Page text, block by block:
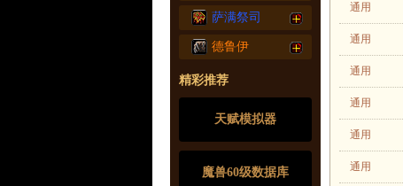
萨满祭司
德鲁伊
精彩推荐
天赋模拟器
魔兽60级数据库
通用
通用
通用
通用
通用
通用